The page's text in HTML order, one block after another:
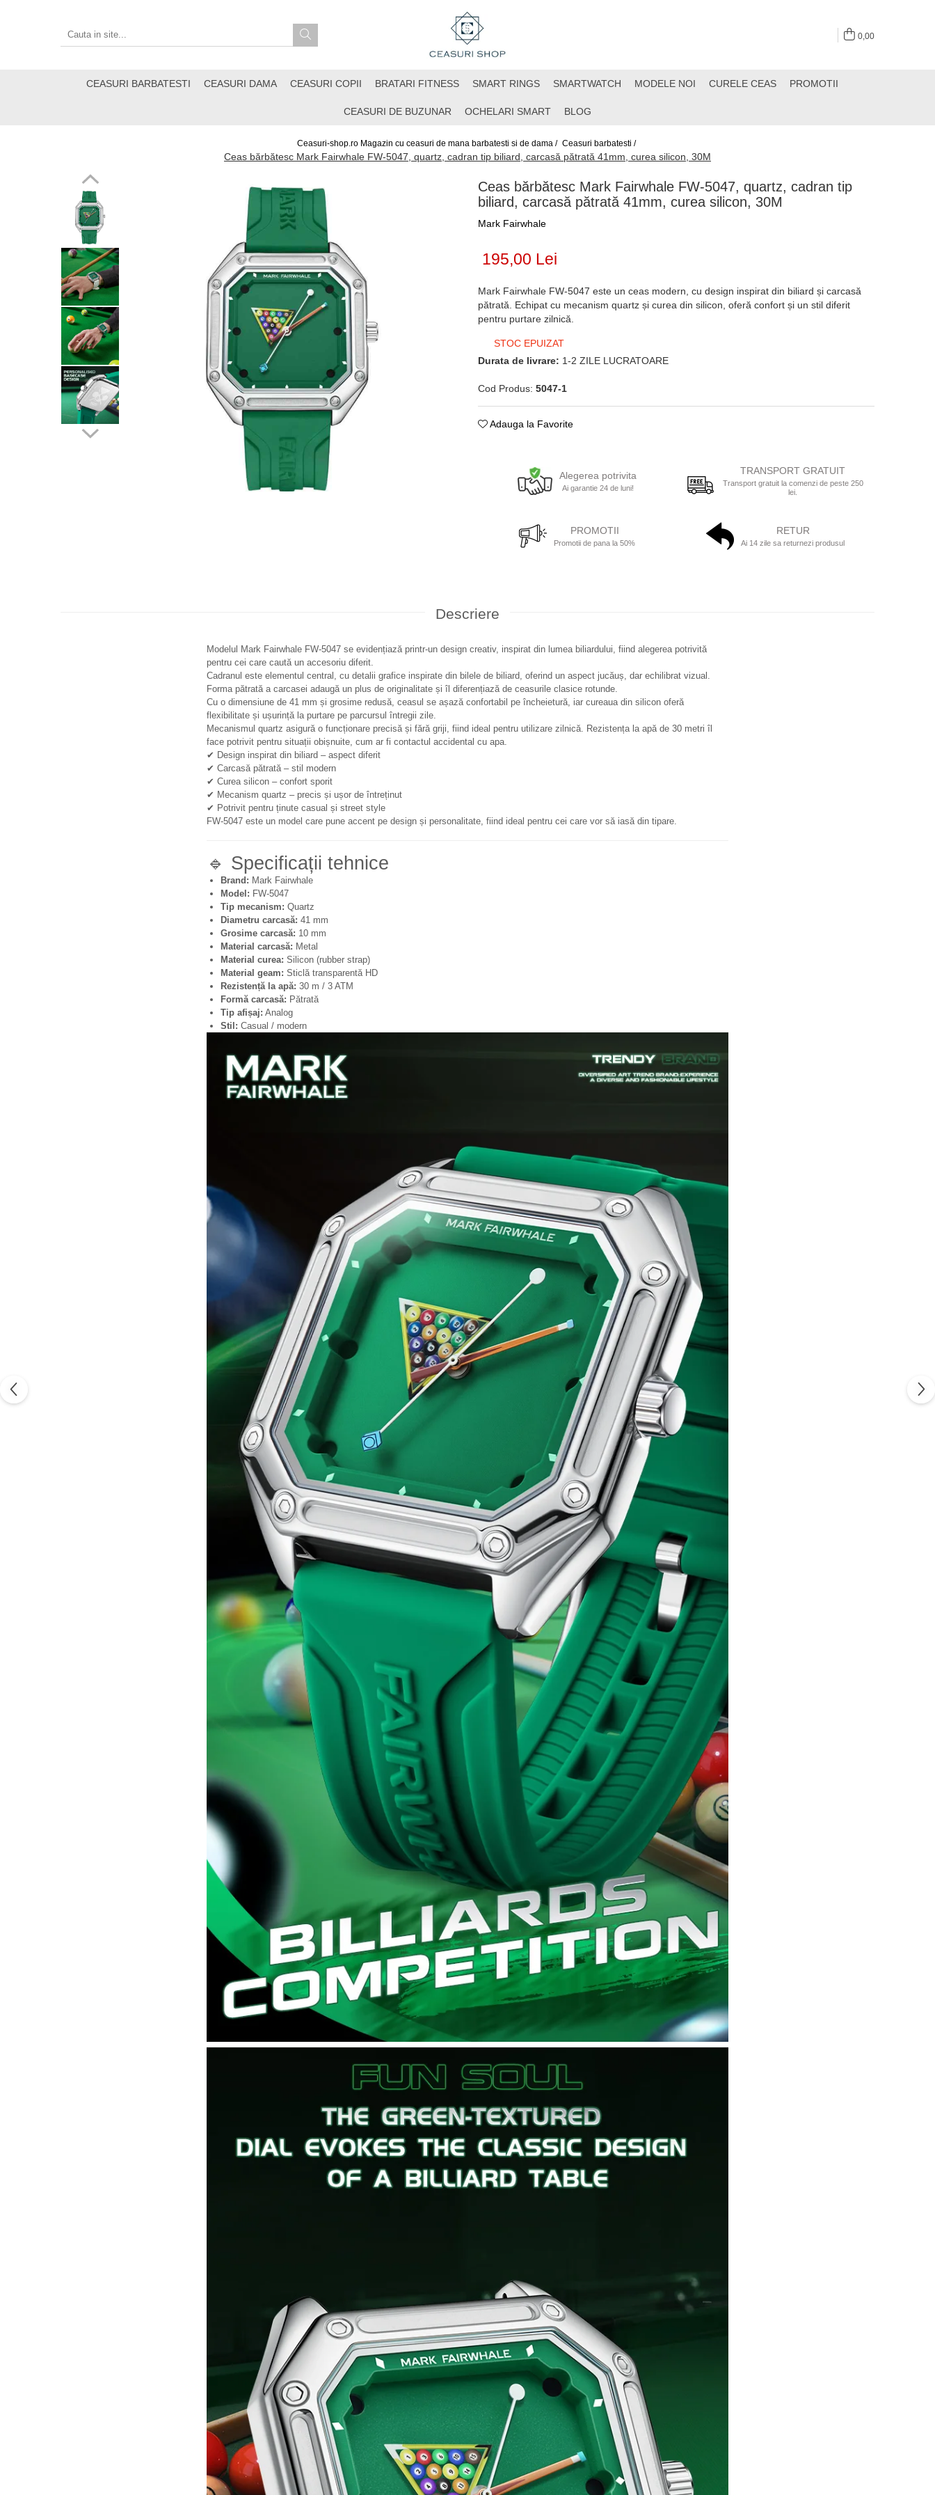
0,00
CEASURI BARBATESTI CEASURI DAMA CEASURI COPII BRATARI FITNESS SMART RINGS SMARTWATCH MODELE NOI CURELE CEAS PROMOTII
CEASURI DE BUZUNAR OCHELARI SMART BLOG
Ceasuri-shop.ro Magazin cu ceasuri de mana barbatesti si de dama / Ceasuri barbatesti /
Ceas bărbătesc Mark Fairwhale FW-5047, quartz, cadran tip biliard, carcasă pătrată 41mm, curea silicon, 30M
Ceas bărbătesc Mark Fairwhale FW-5047, quartz, cadran tip
biliard, carcasă pătrată 41mm, curea silicon, 30M
Mark Fairwhale
195,00 Lei
Mark Fairwhale FW-5047 este un ceas modern, cu design inspirat din biliard și carcasă
pătrată. Echipat cu mecanism quartz și curea din silicon, oferă confort și un stil diferit
pentru purtare zilnică.
STOC EPUIZAT
Durata de livrare: 1-2 ZILE LUCRATOARE
Cod Produs: 5047-1
Adauga la Favorite
Alegerea potrivita
Ai garantie 24 de luni!
TRANSPORT GRATUIT
Transport gratuit la comenzi de peste 250
lei.
PROMOTII
Promotii de pana la 50%
RETUR
Ai 14 zile sa returnezi produsul
Descriere
Modelul Mark Fairwhale FW-5047 se evidențiază printr-un design creativ, inspirat din lumea biliardului, fiind alegerea potrivită
pentru cei care caută un accesoriu diferit.
Cadranul este elementul central, cu detalii grafice inspirate din bilele de biliard, oferind un aspect jucăuș, dar echilibrat vizual.
Forma pătrată a carcasei adaugă un plus de originalitate și îl diferențiază de ceasurile clasice rotunde.
Cu o dimensiune de 41 mm și grosime redusă, ceasul se așază confortabil pe încheietură, iar cureaua din silicon oferă
flexibilitate și ușurință la purtare pe parcursul întregii zile.
Mecanismul quartz asigură o funcționare precisă și fără griji, fiind ideal pentru utilizare zilnică. Rezistența la apă de 30 metri îl
face potrivit pentru situații obișnuite, cum ar fi contactul accidental cu apa.
✔ Design inspirat din biliard – aspect diferit
✔ Carcasă pătrată – stil modern
✔ Curea silicon – confort sporit
✔ Mecanism quartz – precis și ușor de întreținut
✔ Potrivit pentru ținute casual și street style
FW-5047 este un model care pune accent pe design și personalitate, fiind ideal pentru cei care vor să iasă din tipare.
🔹 Specificații tehnice
Brand: Mark Fairwhale
Model: FW-5047
Tip mecanism: Quartz
Diametru carcasă: 41 mm
Grosime carcasă: 10 mm
Material carcasă: Metal
Material curea: Silicon (rubber strap)
Material geam: Sticlă transparentă HD
Rezistență la apă: 30 m / 3 ATM
Formă carcasă: Pătrată
Tip afișaj: Analog
Stil: Casual / modern